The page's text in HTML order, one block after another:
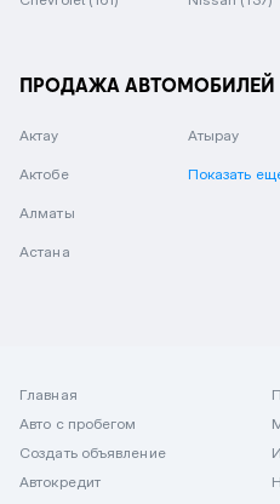
ПРОДАЖА АВТОМОБИЛЕЙ
Актау
Актобе
Алматы
Астана
Атырау
Показать
Главная
Авто с пробегом
Создать объявление
Автокредит